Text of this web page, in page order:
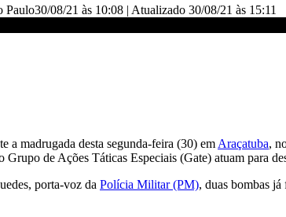
Paulo30/08/21 às 10:08 | Atualizado 30/08/21 às 15:11
a madrugada desta segunda-feira (30) em Araçatuba,
Grupo de Ações Táticas Especiais (Gate) atuam para
porta-voz da Polícia Militar (PM), duas bombas